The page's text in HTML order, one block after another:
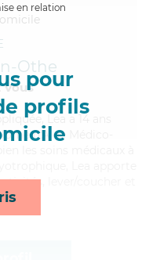
en relation
pour
profils
Othe
Vous
Lea a 14 ans
d'Aide Médico-
lever/coucher et